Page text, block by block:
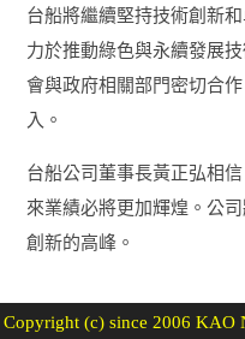
台船將繼續堅持技術創新
力於推動綠色與永續發展
會與政府相關部門密切合
入。
台船公司董事長黃正弘相
來業績必將更加輝煌。公
創新的高峰。
Copyright (c) since 2006 KAO